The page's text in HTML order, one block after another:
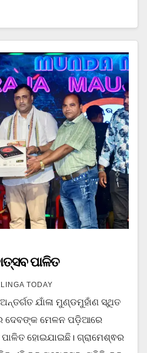
ପାଳିତ
TODAY
ଯାଁଳା ମୁଣ୍ଡମୁହାଁଣ ସ୍ଥିତ
ଦେବଙ୍କ ମେଳନ ପଡ଼ିଆରେ
ହୋଇଯାଇଛି। ଗ୍ରାମେଶ୍ଵର